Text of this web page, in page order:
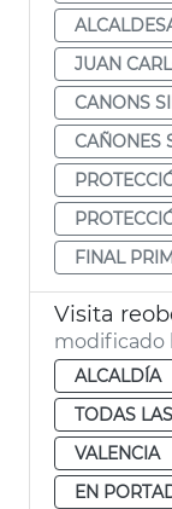
JUAN
CANONS
CAÑONES
FINAL
Visita
modificado
ALCALDÍA
TODAS
VALENCIA
EN